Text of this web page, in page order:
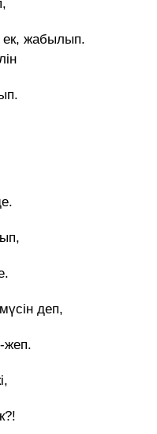
ек, жабылып.
деп,
жеп.